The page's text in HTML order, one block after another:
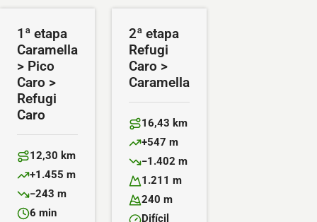
1ª etapa
Caramella
> Pico
Caro >
Refugi
Caro
Distancia:
12,30 km
Desnivel positivo:
+1.455 m
Desnivel negativo:
−243 m
6 min
2ª etapa
Refugi
Caro >
Caramella
Distancia:
16,43 km
Desnivel positivo:
+547 m
Desnivel negativo:
−1.402 m
Altitud máxima:
1.211 m
Altitud mínima:
240 m
Difícil